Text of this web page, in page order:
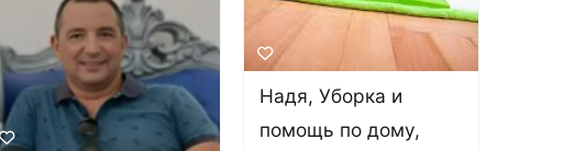
Надя, Уборка и
помощь по дому,